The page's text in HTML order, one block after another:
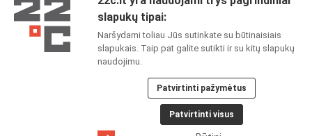
Perskaičiau ir sutinku su 22CPrivatumo politika
22C SOCIALINIUOSE TINKLUOSE:
slapukų tipai:
Naršydami toliau Jūs sutinkate su būtinaisiais
slapukais. Taip pat galite sutikti ir su kitų slapukų
naudojimu.
Patvirtinti pažymėtus
Patvirtinti visus